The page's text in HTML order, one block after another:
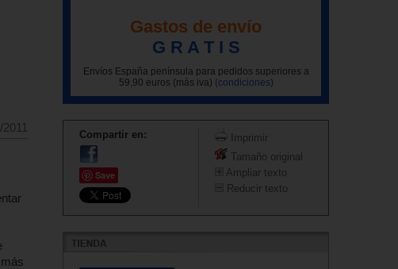
2011
Gastos de envío
G R A T I S
Envíos España península para pedidos superiores a
59,90 euros (más iva) (condiciones)
Compartir en:
Save
Imprimir
Tamaño original
Ampliar texto
Reducir texto